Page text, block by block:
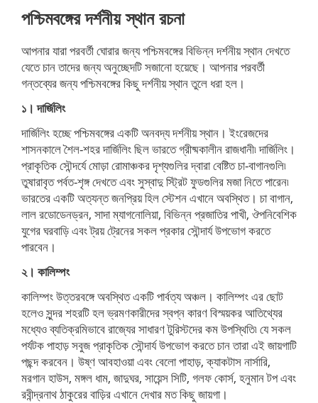
পশ্চিমবঙ্গের দর্শনীয় স্থান রচনা
আপনার যারা পরবর্তী ঘোরার জন্য পশ্চিমবঙ্গের বিভিন্ন দর্শনীয় স্থান দেখতে
যেতে চান তাদের জন্য অনুচ্ছেদটি সজানো হয়েছে। আপনার পরবর্তী
গন্তব্যের জন্য পশ্চিমবঙ্গের কিছু দর্শনীয় স্থান তুলে ধরা হল।
১। দার্জিলিং
দার্জিলিং হচ্ছে পশ্চিমবঙ্গের একটি অনবদ্য দর্শনীয় স্থান। ইংরেজদের
শাসনকালে শৈল-শহর দার্জিলিং ছিল ভারতে গ্রীষ্মকালীন রাজধানী৷ দার্জিলিং।
প্রাকৃতিক সৌন্দর্যে মোড়া রোমাঞ্চকর দৃশ্যগুলির দ্বারা বেষ্টিত চা-বাগানগুলি৷
তুষারাবৃত পর্বত-শৃঙ্গ দেখতে এবং সুস্বাদু স্ট্রিট ফুডগুলির মজা নিতে পারেন৷
ভারতের একটি অত্যন্ত জনপ্রিয় হিল স্টেশন এখানে অবস্থিত। চা বাগান,
লাল রডোডেনড্রন, সাদা ম্যাগনোলিয়া, বিভিন্ন প্রজাতির পাখী, ঔপনিবেশিক
যুগের ঘরবাড়ি এবং ট্রয় ট্রেনের সকল প্রকার সৌন্দার্য উপভোগ করতে
পারবেন।
২। কালিম্পং
কালিম্পং উত্তরবঙ্গে অবস্থিত একটি পার্বত্য অঞ্চল। কালিম্পং এর ছোট
হলেও সুন্দর শহরটি হল ভ্রমণকারীদের স্বপ্ন কারণ বিস্ময়কর আতিথ্যের
মধ্যেও ব্যতিক্রমিভাবে রাজ্যের সাধারণ টুরিস্টদের কম উপস্থিতি৷ যে সকল
পর্যটক পাহাড় সবুজ প্রাকৃতিক সৌন্দার্য উপভোগ করতে চান তারা এই জায়গাটি
পছন্দ করবেন। উষ্ণ আবহাওয়া এবং বেলো পাহাড়, ক্যাকটাস নার্সারি,
মরগান হাউস, মঙ্গল ধাম, জাদুঘর, সায়েন্স সিটি, গলফ কোর্স, হনুমান টপ এবং
রবীন্দ্রনাথ ঠাকুরের বাড়ির এখানে দেখার মত কিছু জায়গা।